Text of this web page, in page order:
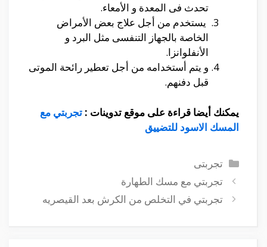
تحدث فى المعدة و الأمعاء.
يستخدم من أجل علاج بعض الأمراض
الخاصة بالجهاز التنفسى مثل البرد و
الأنفلوانزا.
و يتم أستخدامه من أجل تعطير رائحة الموتى
قبل دفنهم.
يمكنك أيضا قراءة على موقع تدوينات : تجربتي مع
المسك الاسود للتضييق
التصنيفات
تجربتى
تجربتي مع مسك الطهارة
تجربتي في التخلص من الكرش بعد القيصريه